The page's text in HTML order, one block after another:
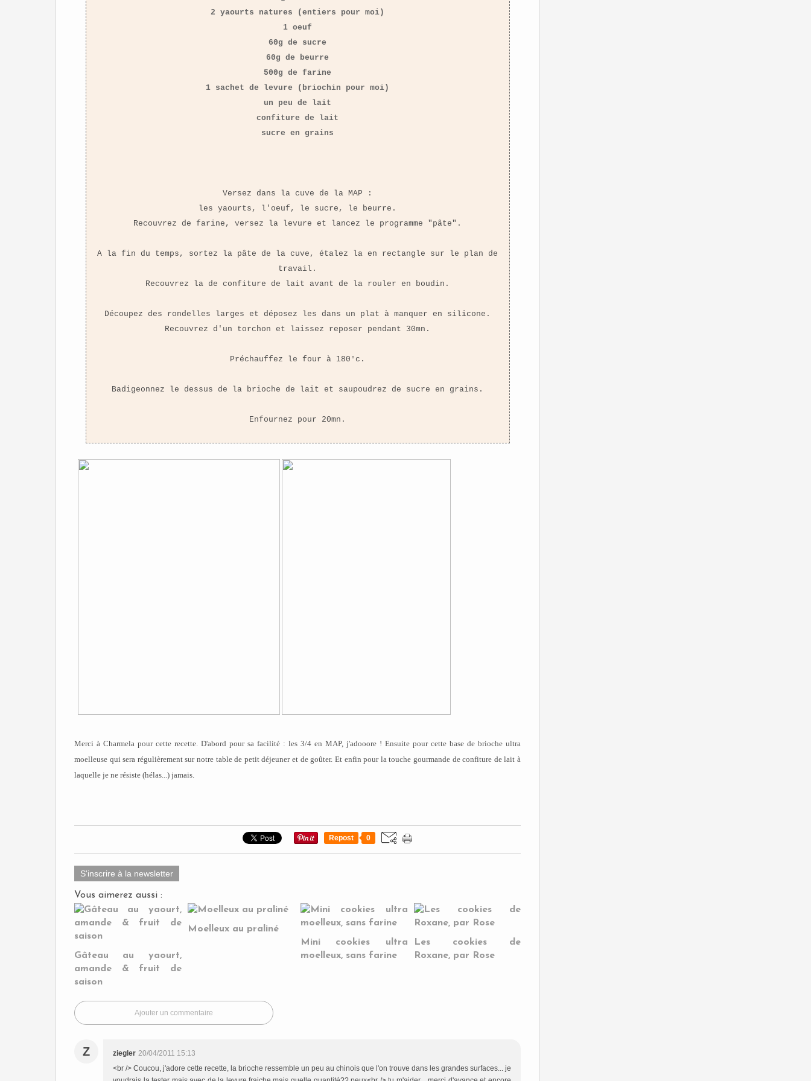
2 yaourts natures (entiers pour moi)
1 oeuf
60g de sucre
60g de beurre
500g de farine
1 sachet de levure (briochin pour moi)
un peu de lait
confiture de lait
sucre en grains
Versez dans la cuve de la MAP :
les yaourts, l'oeuf, le sucre, le beurre.
Recouvrez de farine, versez la levure et lancez le programme "pâte".
A la fin du temps, sortez la pâte de la cuve, étalez la en rectangle sur le plan de
travail.
Recouvrez la de confiture de lait avant de la rouler en boudin.
Découpez des rondelles larges et déposez les dans un plat à manquer en silicone.
Recouvrez d'un torchon et laissez reposer pendant 30mn.
Préchauffez le four à 180°c.
Badigeonnez le dessus de la brioche de lait et saupoudrez de sucre en grains.
Enfournez pour 20mn.
Merci à Charmela pour cette recette. D'abord pour sa facilité : les 3/4 en MAP, j'adooore ! Ensuite pour cette base de brioche ultra
moelleuse qui sera régulièrement sur notre table de petit déjeuner et de goûter. Et enfin pour la touche gourmande de confiture de lait à
laquelle je ne résiste (hélas...) jamais.
Repost 0
S'inscrire à la newsletter
Vous aimerez aussi :
Gâteau au yaourt,
amande & fruit de
saison
Moelleux au praliné
Mini cookies ultra
moelleux, sans farine
Les cookies de
Roxane, par Rose
Ajouter un commentaire
Z ziegler 20/04/2011 15:13
<br /> Coucou, j'adore cette recette, la brioche ressemble un peu au chinois que l'on trouve dans les grandes surfaces... je